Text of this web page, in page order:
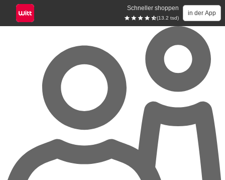
Schneller shoppen
(13.2 tsd)
in der App